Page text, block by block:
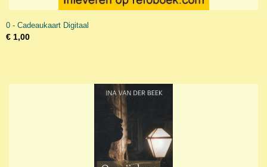
0 - Cadeaukaart Digitaal
€ 1,00